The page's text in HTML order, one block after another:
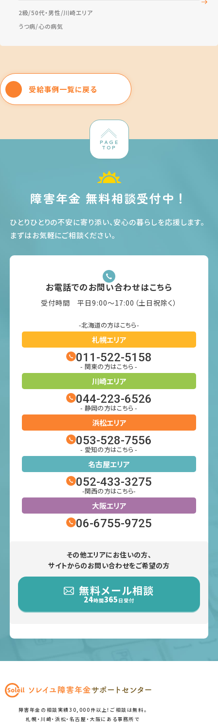
2級 50代・男性 川崎エリア
うつ病 心の病気
受給事例一覧に戻る
PAGE
TOP
障害年金 無料相談受付中！
ひとりひとりの不安に寄り添い、安心の暮らしを応援します。
まずはお気軽にご相談ください。
お電話でのお問い合わせはこちら
受付時間 平日9:00〜17:00（土日祝除く）
-北海道の方はこちら-
札幌エリア
011-522-5158
- 関東の方はこちら -
川崎エリア
044-223-6526
- 静岡の方はこちら -
浜松エリア
053-528-7556
- 愛知の方はこちら -
名古屋エリア
052-433-3275
-関西の方はこちら-
大阪エリア
06-6755-9725
その他エリアにお住いの方、
サイトからのお問い合わせをご希望の方
無料メール相談
24時間365 日受付
障害年金の相談実績30,000件以上！ご相談は無料。
札幌・川崎・浜松・名古屋・大阪にある事務所で